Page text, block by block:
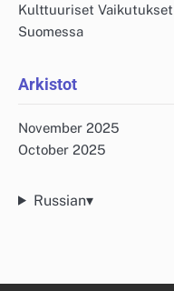
Kulttuuriset
Suomessa
Arkistot
November 2025
October 2025
Russian▾